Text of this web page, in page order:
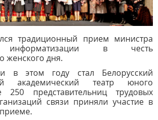
традиционный прием министра
в честь
женского дня.
в этом году стал Белорусский
академический театр юного
250 представительниц трудовых
связи приняли участие в